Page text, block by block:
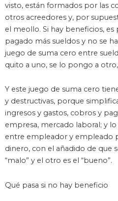
visto, están formados por las
otros acreedores y, por
el meollo. Si hay beneficios,
pagado más sueldos y no se
juego de suma cero entre
quito a uno, se lo pongo a otro,
Y este juego de suma cero
y destructivas, porque
ingresos y gastos, cobros y
empresa, mercado laboral; y
entre empleador y empleado
dinero, con el añadido de que
“malo” y el otro es el “bueno”.
Qué pasa si no hay beneficio